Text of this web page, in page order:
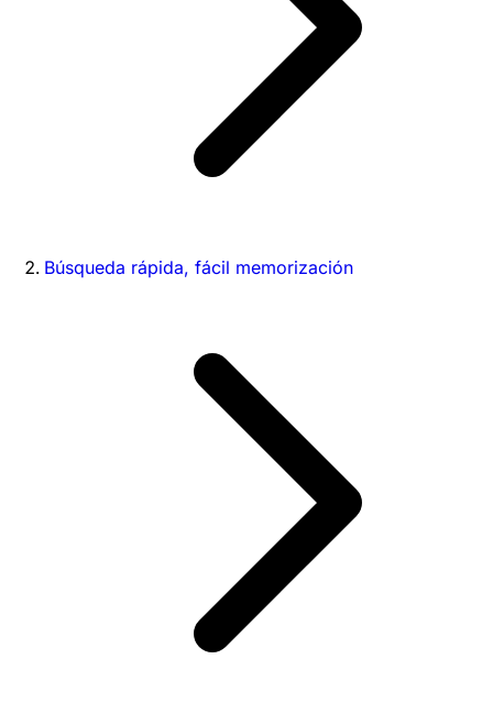
Búsqueda rápida, fácil memorización